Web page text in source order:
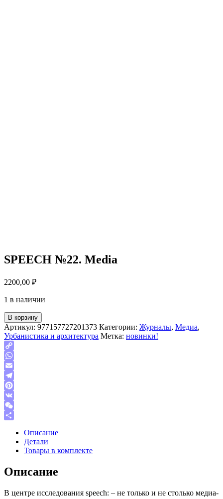
SPEECH №22. Media
2200,00 ₽
1 в наличии
В корзину
Артикул: 977157727201373 Категории: Журналы, Медиа,
Урбанистика и архитектура Метка: новинки!
Copy
Link
WhatsApp
Email
Telegram
Pinterest
VK
WeChat
Описание
Детали
Товары в комплекте
Описание
В центре исследования speech: – не только и не столько медиа-